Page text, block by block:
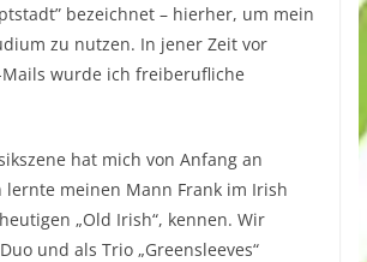
bezeichnet – hierher, um mein
zu nutzen. In jener Zeit vor
Mails wurde ich freiberufliche
hat mich von Anfang an
lernte meinen Mann Frank im Irish
„Old Irish“, kennen. Wir
und als Trio „Greensleeves“